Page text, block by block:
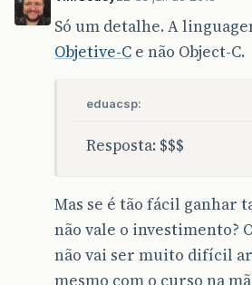
Só um detalhe. A
Objetive-C e não Object-C.
eduacsp:
Resposta: $$$
Mas se é tão fácil ganhar
não vale o investimento?
não vai ser muito difícil
mesmo com o curso na